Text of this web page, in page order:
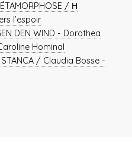
/ Η
l’espoir
DEN WIND - Dorothea
Hominal
/ Claudia Bosse -